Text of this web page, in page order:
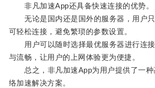
非凡加速App还具备快速连接的优势。
无论是国内还是国外的服务器，用户只
可轻松连接，避免繁琐的参数设置。
用户可以随时选择最优服务器进行连接
与流畅，让用户的上网体验更为便捷。
总之，非凡加速App为用户提供了一种
络加速解决方案。